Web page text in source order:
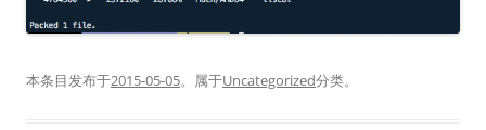
本条目发布于2015-05-05。属于Uncategorized分类。